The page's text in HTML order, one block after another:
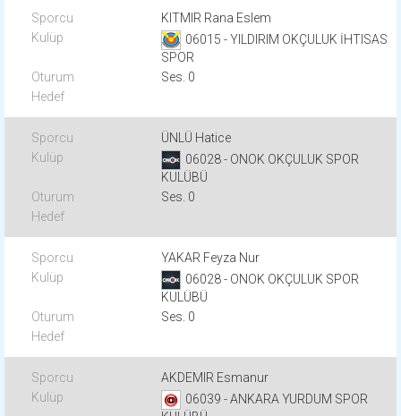
KITMIR Rana Eslem
06015 - YILDIRIM OKÇULUK İHTISAS
SPOR
Ses. 0
ÜNLÜ Hatice
06028 - ONOK OKÇULUK SPOR
KULÜBÜ
Ses. 0
YAKAR Feyza Nur
06028 - ONOK OKÇULUK SPOR
KULÜBÜ
Ses. 0
AKDEMIR Esmanur
06039 - ANKARA YURDUM SPOR